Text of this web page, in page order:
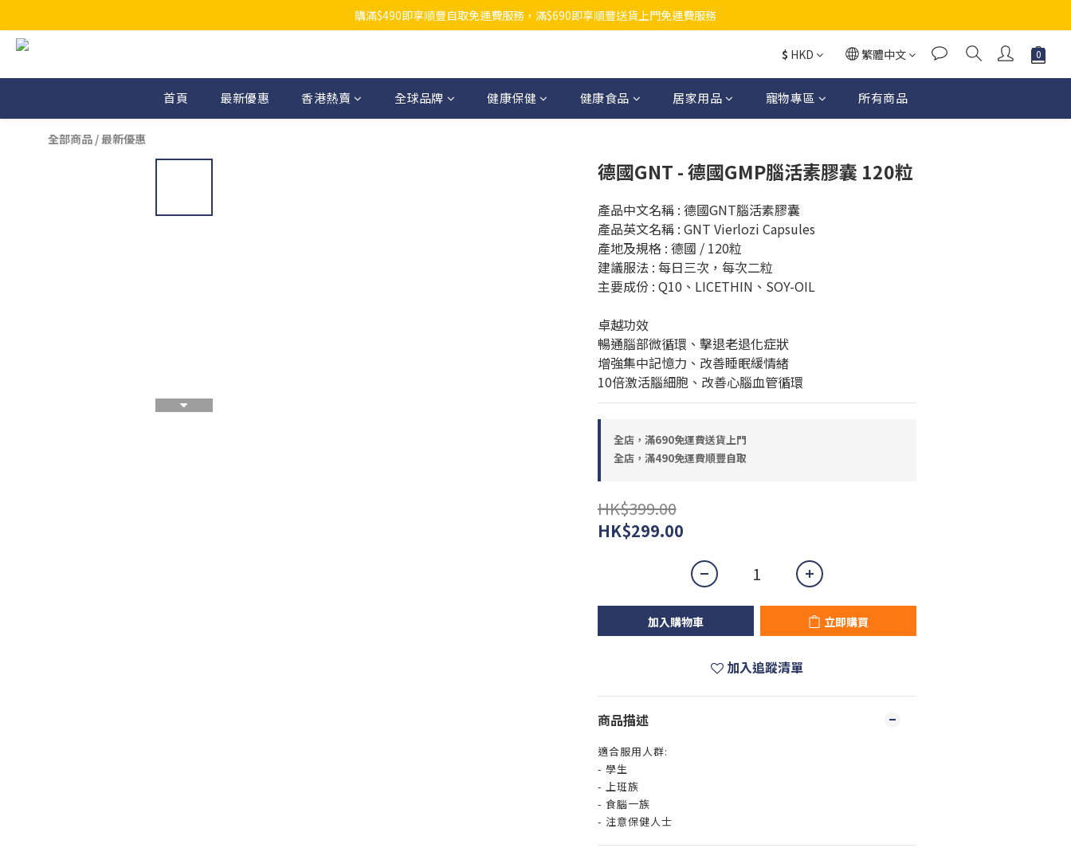
購滿$490即享順豐自取免運費服務，滿$690即享順豐送貨上門免運費服務
$ HKD 繁體中文
首頁 最新優惠 香港熱賣 全球品牌 健康保健 健康食品 居家用品 寵物專區 所有商品
全部商品 /最新優惠
德國GNT - 德國GMP腦活素膠囊 120粒
產品中文名稱 : 德國GNT腦活素膠囊
產品英文名稱 : GNT Vierlozi Capsules
產地及規格 : 德國 / 120粒
建議服法 : 每日三次，每次二粒
主要成份 : Q10、LICETHIN、SOY-OIL
卓越功效
暢通腦部微循環、擊退老退化症狀
增強集中記憶力、改善睡眠緩情緒
10倍激活腦細胞、改善心腦血管循環
全店，滿690免運費送貨上門
全店，滿490免運費順豐自取
HK$399.00
HK$299.00
加入購物車 立即購買
加入追蹤清單
商品描述
適合服用人群:
- 學生
- 上班族
- 食腦一族
- 注意保健人士